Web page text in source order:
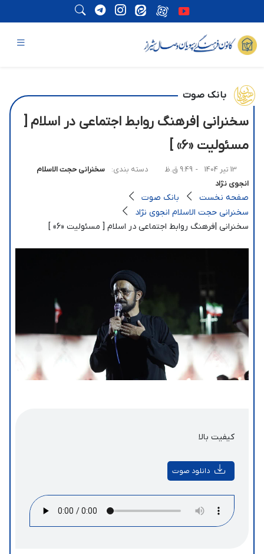
بانک صوت
سخنرانی |فرهنگ روابط اجتماعی در اسلام [
مسئولیت «6» ]
13 تیر 1404 - 9:49 ق.ظ دسته بندی:
سخنرانی حجت الاسلام
انجوی نژاد
صفحه نخست
بانک صوت
سخنرانی حجت الاسلام انجوی نژاد
سخنرانی |فرهنگ روابط اجتماعی در اسلام [ مسئولیت «6» ]
کیفیت بالا
دانلود صوت